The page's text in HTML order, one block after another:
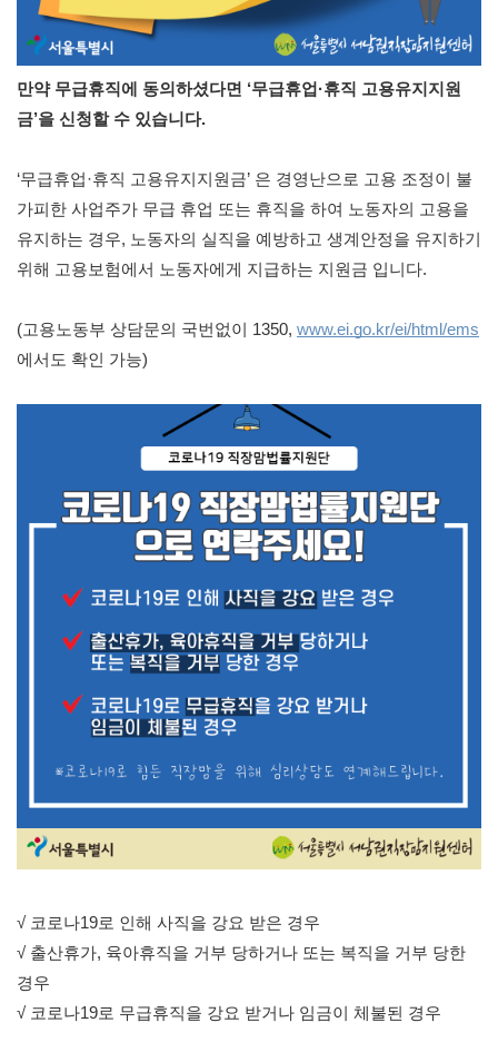
만약 무급휴직에 동의하셨다면 ‘무급휴업·휴직 고용유지지원
금’을 신청할 수 있습니다.
‘무급휴업·휴직 고용유지지원금’ 은 경영난으로 고용 조정이 불
가피한 사업주가 무급 휴업 또는 휴직을 하여 노동자의 고용을
유지하는 경우, 노동자의 실직을 예방하고 생계안정을 유지하기
위해 고용보험에서 노동자에게 지급하는 지원금 입니다.
(고용노동부 상담문의 국번없이 1350, www.ei.go.kr/ei/html/ems
에서도 확인 가능)
√ 코로나19로 인해 사직을 강요 받은 경우
√ 출산휴가, 육아휴직을 거부 당하거나 또는 복직을 거부 당한
경우
√ 코로나19로 무급휴직을 강요 받거나 임금이 체불된 경우